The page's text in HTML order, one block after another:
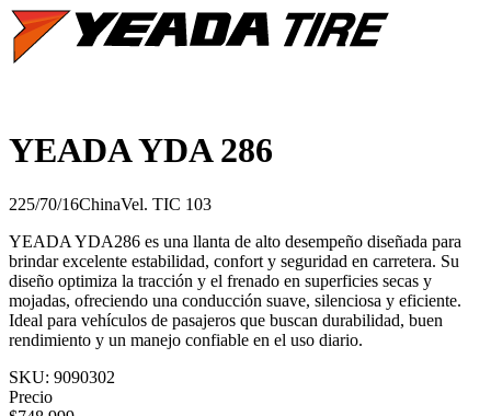
YEADA YDA 286
225/70/16ChinaVel. TIC 103
YEADA YDA286 es una llanta de alto desempeño diseñada para
brindar excelente estabilidad, confort y seguridad en carretera. Su
diseño optimiza la tracción y el frenado en superficies secas y
mojadas, ofreciendo una conducción suave, silenciosa y eficiente.
Ideal para vehículos de pasajeros que buscan durabilidad, buen
rendimiento y un manejo confiable en el uso diario.
SKU: 9090302
Precio